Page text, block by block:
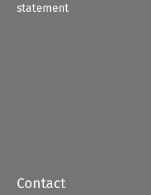
statement
Contact